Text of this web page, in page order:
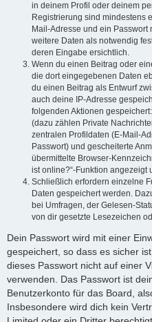
in deinem Profil oder deinem
Registrierung sind mindestens
Mail-Adresse und ein
weitere Daten als notwendig
deren Eingabe ersichtlich.
Wenn du einen Beitrag oder
die dort eingegebenen Daten
du einen Beitrag als Entwurf
auch deine IP-Adresse
folgenden Aktionen
(dazu zählen Private
zentralen Profildaten (E-Mail-
Passwort) und gescheiterte
übermittelte Browser-
ist online?“-Funktion angezeigt
Schließlich erfordern einzelne
Daten gespeichert werden.
bei Umfragen, der Gelesen-
von dir gesetzte Lesezeichen
Dein Passwort wird mit einer
gespeichert, so dass es sicher
dieses Passwort nicht auf einer
verwenden. Das Passwort ist
Benutzerkonto für das Board,
Insbesondere wird dich kein